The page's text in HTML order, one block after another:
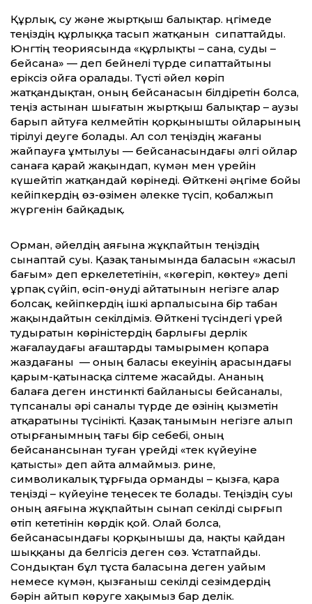
Құрлық, су және жыртқыш балықтар. Әңгімеде
теңіздің құрлыққа тасып жатқанын сипаттайды.
Юнгтің теориясында «құрлықты – сана, суды –
бейсана» — деп бейнелі түрде сипаттайтыны
еріксіз ойға оралады. Түсті әйел көріп
жатқандықтан, оның бейсанасын білдіретін болса,
теңіз астынан шығатын жыртқыш балықтар – аузы
барып айтуға келмейтін қорқынышты ойларының
тірілуі деуге болады. Ал сол теңіздің жағаны
жайпауға ұмтылуы — бейсанасындағы әлгі ойлар
санаға қарай жақындап, күмән мен үрейін
күшейтіп жатқандай көрінеді. Өйткені әңгіме бойы
кейіпкердің өз-өзімен әлекке түсіп, қобалжып
жүргенін байқадық.
Орман, әйелдің аяғына жұқпайтын теңіздің
сынаптай суы. Қазақ танымында баласын «жасыл
бағым» деп еркелететінін, «көгеріп, көктеу» депі
ұрпақ сүйіп, өсіп-өнуді айтатынын негізге алар
болсақ, кейіпкердің ішкі арпалысына бір табан
жақындайтын секілдіміз. Өйткені түсіндегі үрей
тудыратын көріністердің барлығы дерлік
жағалаудағы ағаштарды тамырымен қопара
жаздағаны — оның баласы екеуінің арасындағы
қарым-қатынасқа сілтеме жасайды. Ананың
балаға деген инстинкті байланысы бейсаналы,
түпсаналы әрі саналы түрде де өзінің қызметін
атқаратыны түсінікті. Қазақ танымын негізге алып
отырғанымның тағы бір себебі, оның
бейсанансынан туған үрейді «тек күйеуіне
қатысты» деп айта алмаймыз. Әрине,
символикалық тұрғыда орманды – қызға, қара
теңізді – күйеуіне теңесек те болады. Теңіздің суы
оның аяғына жұқпайтын сынап секілді сырғып
өтіп кететінін көрдік қой. Олай болса,
бейсанасындағы қорқынышы да, нақты қайдан
шыққаны да белгісіз деген сөз. Ұстатпайды.
Сондықтан бұл тұста баласына деген уайым
немесе күмән, қызғаныш секілді сезімдердің
бәрін айтып көруге хақымыз бар делік.